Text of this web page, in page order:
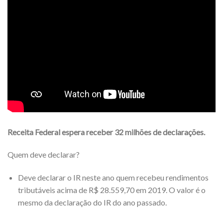
Receita Federal espera receber 32 milhões de declarações.
Quem deve declarar?
Deve declarar o IR neste ano quem recebeu rendimentos
tributáveis acima de R$ 28.559,70 em 2019. O valor é o
mesmo da declaração do IR do ano passado.